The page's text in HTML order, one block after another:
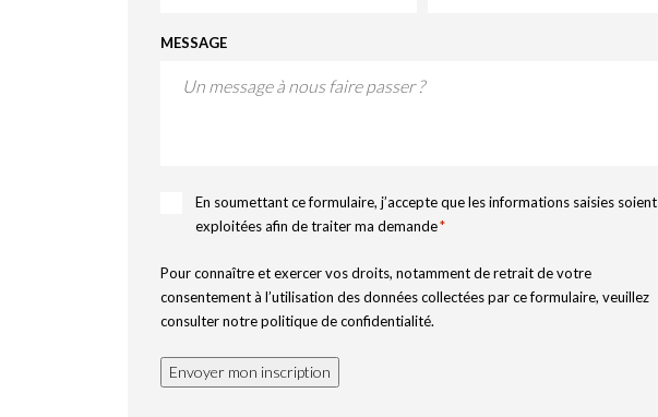
MESSAGE
RGPDEn soumettant ce formulaire, j’accepte que les informations saisies soient
exploitées afin de traiter ma demande*
Pour connaître et exercer vos droits, notamment de retrait de votre
consentement à l’utilisation des données collectées par ce formulaire, veuillez
consulter notre politique de confidentialité.